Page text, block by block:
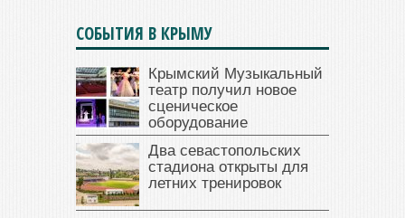
СОБЫТИЯ В КРЫМУ
Крымский Музыкальный
театр получил новое
сценическое
оборудование
Два севастопольских
стадиона открыты для
летних тренировок